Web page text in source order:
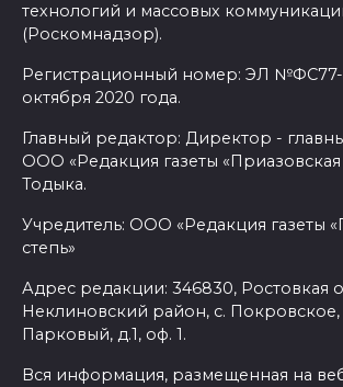
технологий и массовых
(Роскомнадзор).
Регистрационный номер: ЭЛ №ФС77-
октября 2020 года.
Главный редактор: Директор -
ООО «Редакция газеты «Приазовская
Тодыка.
Учредитель: ООО «Редакция газеты
степь»
Адрес редакции: 346830, Ростовкая
Неклиновский район, с. Покровское,
Парковый, д.1, оф. 1.
Вся информация, размещенная на